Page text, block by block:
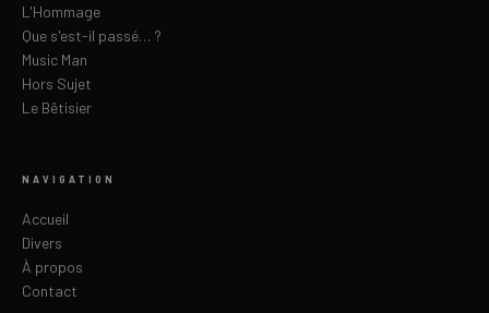
L'Hommage
Que s'est-il passé… ?
Music Man
Hors Sujet
Le Bêtisier
NAVIGATION
Accueil
Divers
À propos
Contact